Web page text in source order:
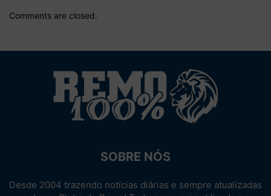
Comments are closed.
SOBRE NÓS
Desde 2004 trazendo notícias diárias e sempre atualizadas